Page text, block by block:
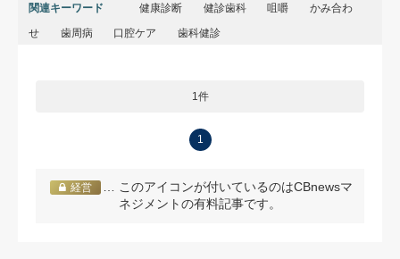
関連キーワード 健康診断 健診歯科 咀嚼
かみ合わ
せ
歯周病 口腔ケア 歯科健診
1件
1
経営
… このアイコンが付いているのはCBnewsマ
ネジメントの有料記事です。